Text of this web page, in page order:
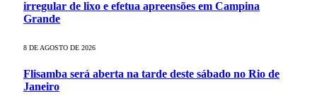
irregular de lixo e efetua apreensões em Campina
Grande
8 DE AGOSTO DE 2026
Flisamba será aberta na tarde deste sábado no Rio de
Janeiro